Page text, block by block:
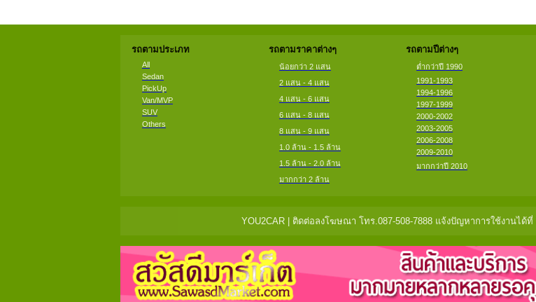
รถตามประเภท
All
Sedan
PickUp
Van/MVP
SUV
Others
รถตามราคาต่างๆ
น้อยกว่า 2 แสน
2 แสน - 4 แสน
4 แสน - 6 แสน
6 แสน - 8 แสน
8 แสน - 9 แสน
1.0 ล้าน - 1.5 ล้าน
1.5 ล้าน - 2.0 ล้าน
มากกว่า 2 ล้าน
รถตามปีต่างๆ
ต่ำกว่าปี 1990
1991-1993
1994-1996
1997-1999
2000-2002
2003-2005
2006-2008
2009-2010
มากกว่าปี 2010
YOU2CAR | ติดต่อลงโฆษณา โทร.087-508-7888 แจ้งปัญหาการใช้งานได้ที่